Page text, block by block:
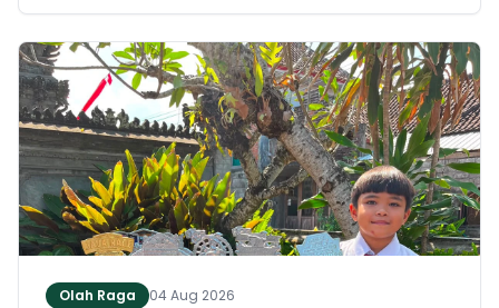
Indonesia, Ir. Soekarno. Melalui panduan resep
historis tersebut, para peserta berhasil
menghidangkan berbagai kreasi olahan pangan
lokal yang tidak hanya lezat tetapi juga bergizi,
beragam, aman dan seimbang.
Olah Raga 04 Aug 2026